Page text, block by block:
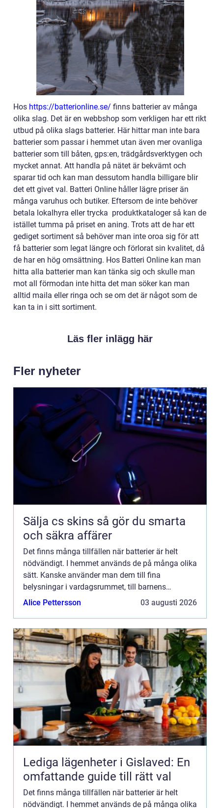
Hos https://batterionline.se/ finns batterier av många
olika slag. Det är en webbshop som verkligen har ett rikt
utbud på olika slags batterier. Här hittar man inte bara
batterier som passar i hemmet utan även mer ovanliga
batterier som till båten, gps:en, trädgårdsverktygen och
mycket annat. Att handla på nätet är bekvämt och
sparar tid och kan man dessutom handla billigare blir
det ett givet val. Batteri Online håller lägre priser än
många varuhus och butiker. Eftersom de inte behöver
betala lokalhyra eller trycka produktkataloger så kan de
istället tumma på priset en aning. Trots att de har ett
gediget sortiment så behöver man inte oroa sig för att
få batterier som legat längre och förlorat sin kvalitet, då
de har en hög omsättning. Hos Batteri Online kan man
hitta alla batterier man kan tänka sig och skulle man
mot all förmodan inte hitta det man söker kan man
alltid maila eller ringa och se om det är något som de
kan ta in i sitt sortiment.
Läs fler inlägg här
Fler nyheter
Sälja cs skins så gör du smarta
och säkra affärer
Det finns många tillfällen när batterier är helt
nödvändigt. I hemmet används de på många olika
sätt. Kanske använder man dem till fina
belysningar i vardagsrummet, till barnens
leksaker, till tv-dosorna i sällskapsrummet eller
Alice Pettersson 03 augusti 2026
Lediga lägenheter i Gislaved: En
omfattande guide till rätt val
Det finns många tillfällen när batterier är helt
nödvändigt. I hemmet används de på många olika